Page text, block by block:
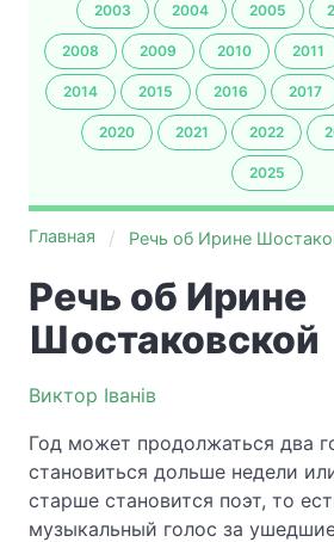
2003 2004 2005
2008 2009 2010 2011
2014 2015 2016 2017
2020 2021 2022
2025
Главная Речь об Ирине
Речь об Ирине
Шостаковской
Виктор Iванiв
Год может продолжаться два
становиться дольше недели
старше становится поэт, то
музыкальный голос за